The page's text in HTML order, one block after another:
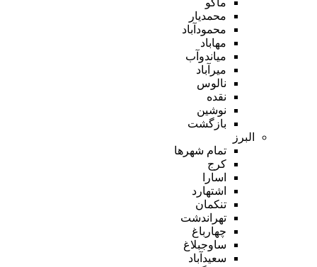
محمدیار
محمودآباد
مهاباد
میاندوآب
میرآباد
نالوس
نقده
نوشین
بازگشت
البرز
تمام شهر‌ها
کرج
اسارا
اشتهارد
تنکمان
تهراندشت
چهارباغ
ساوجبلاغ
سعیدآباد